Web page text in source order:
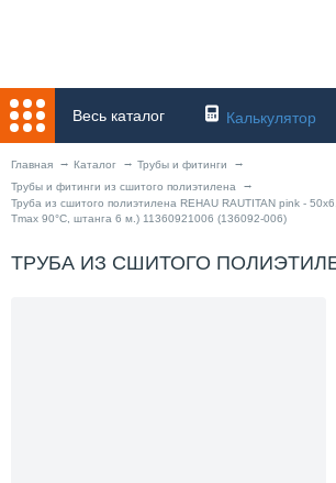
Весь каталог Калькулятор
Главная Каталог
Трубы и фитинги
Трубы и фитинги из сшитого полиэтилена
Труба из сшитого полиэтилена REHAU RAUTITAN pink -
Tmax 90°С, штанга 6 м.) 11360921006 (136092-006)
ТРУБА ИЗ СШИТОГО ПОЛИЭТИЛЕНА